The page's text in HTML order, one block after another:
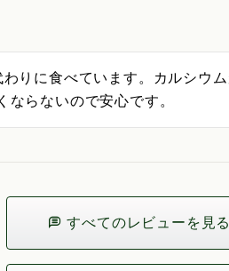
りに食べています。カルシウ
らないので安心です。
すべてのレビューを見る